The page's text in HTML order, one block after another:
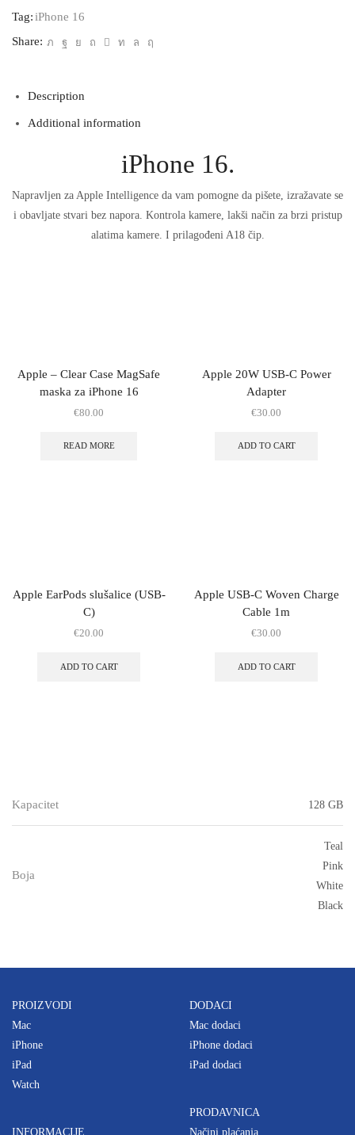
Tag: iPhone 16
Share:
Description
Additional information
iPhone 16.
Napravljen za Apple Intelligence da vam pomogne da pišete, izražavate se
i obavljate stvari bez napora. Kontrola kamere, lakši način za brzi pristup
alatima kamere. I prilagođeni A18 čip.
Apple – Clear Case MagSafe
maska za iPhone 16
€80.00
READ MORE
Apple 20W USB-C Power
Adapter
€30.00
ADD TO CART
Apple EarPods slušalice (USB-
C)
€20.00
ADD TO CART
Apple USB-C Woven Charge
Cable 1m
€30.00
ADD TO CART
Kapacitet 128 GB
Boja
Teal
Pink
White
Black
PROIZVODI
Mac
iPhone
iPad
Watch
INFORMACIJE
DODACI
Mac dodaci
iPhone dodaci
iPad dodaci
PRODAVNICA
Načini plaćanja